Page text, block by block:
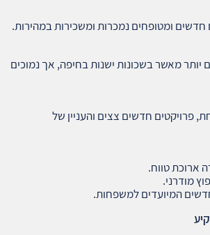
חדשים ומטופחים נמכרות ומשכירות במהירות.
יותר מאשר בשכונות ישנות בחיפה, אך נמוכים
פרויקטים חדשים צצים והעניין של
ארוכת טווח.
מודרני.
המיועדים למשפחות.